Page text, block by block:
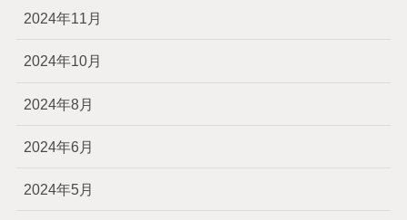
2024年11月
2024年10月
2024年8月
2024年6月
2024年5月